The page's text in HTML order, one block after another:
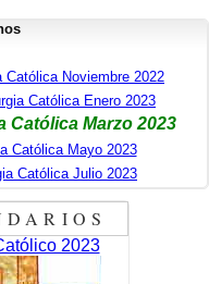
Católica Noviembre 2022
Católica Enero 2023
Católica Marzo 2023
Católica Mayo 2023
Católica Julio 2023
2023